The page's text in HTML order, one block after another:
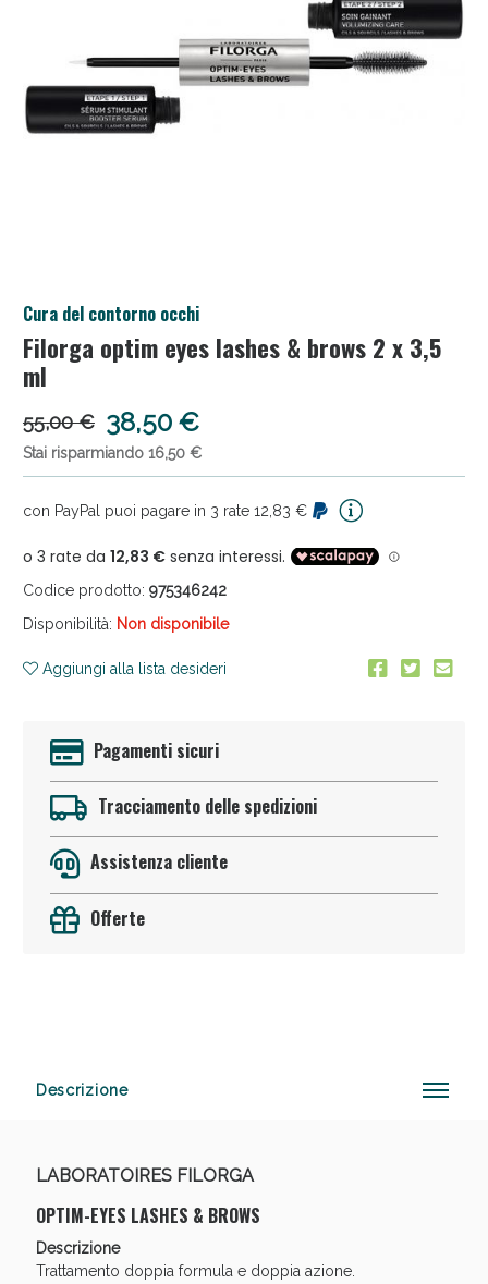
Cura del contorno occhi
Filorga optim eyes lashes & brows 2 x 3,5
ml
55,00 € 38,50 €
Stai risparmiando 16,50 €
con PayPal puoi pagare in 3 rate 12,83 €
Codice prodotto: 975346242
Disponibilità: Non disponibile
Aggiungi alla lista desideri
Pagamenti sicuri
Tracciamento delle spedizioni
Assistenza cliente
Offerte
Descrizione
LABORATOIRES FILORGA
OPTIM-EYES LASHES & BROWS
Descrizione
Trattamento doppia formula e doppia azione.
Anticellulite e Fanghi: Sconto fino al 40% valido
oggi!
Anticellulite e Fanghi: Sconto fino al 40% valido